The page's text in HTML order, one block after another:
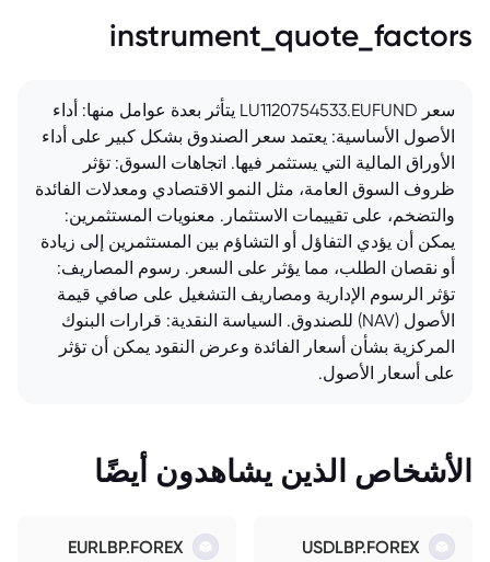
instrument_quote_factors
سعر LU1120754533.EUFUND يتأثر بعدة عوامل منها: أداء
الأصول الأساسية: يعتمد سعر الصندوق بشكل كبير على أداء
الأوراق المالية التي يستثمر فيها. اتجاهات السوق: تؤثر
ظروف السوق العامة، مثل النمو الاقتصادي ومعدلات الفائدة
والتضخم، على تقييمات الاستثمار. معنويات المستثمرين:
يمكن أن يؤدي التفاؤل أو التشاؤم بين المستثمرين إلى زيادة
أو نقصان الطلب، مما يؤثر على السعر. رسوم المصاريف:
تؤثر الرسوم الإدارية ومصاريف التشغيل على صافي قيمة
الأصول (NAV) للصندوق. السياسة النقدية: قرارات البنوك
المركزية بشأن أسعار الفائدة وعرض النقود يمكن أن تؤثر
على أسعار الأصول.
الأشخاص الذين يشاهدون أيضًا
USDLBP.FOREX
EURLBP.FOREX